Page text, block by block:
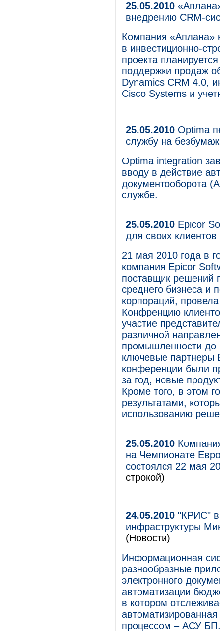
25.05.2010
внедрению CRM-
Компания «Аплана»
в инвестиционно-
проекта
поддержки продаж
Dynamics CRM 4.0,
Cisco Systems и
25.05.2010 Optima
службу на
Optima integration
вводу в действие
документооборота
службе.
25.05.2010 Epicor
для своих клиентов
21 мая 2010 года в
компания Epicor
поставщик решений
среднего бизнеса и
корпораций,
Конфренцию
участие
различной
промышленности до
ключевые партнеры
конференции были
за год, новые
Кроме того, в этом
результатами,
использованию
25.05.2010
на Чемпионате
состоялся 22 мая
строкой)
24.05.2010 "КРИС"
инфраструктуры
(Новости)
Информационная
разнообразные
электронного
автоматизации
в котором
процессом – АСУ БП.